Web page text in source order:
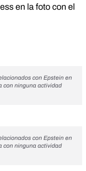
en la foto con el
con Epstein en
con ninguna actividad
con Epstein en
con ninguna actividad